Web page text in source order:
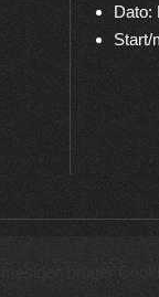
Dato:
Start/